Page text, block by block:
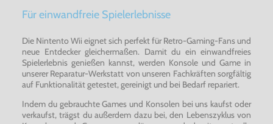
Für einwandfreie Spielerlebnisse
Die Nintento Wii eignet sich perfekt für Retro-Gaming-Fans und
neue Entdecker gleichermaßen. Damit du ein einwandfreies
Spielerlebnis genießen kannst, werden Konsole und Game in
unserer Reparatur-Werkstatt von unseren Fachkräften sorgfältig
auf Funktionalität getestet, gereinigt und bei Bedarf repariert.
Indem du gebrauchte Games und Konsolen bei uns kaufst oder
verkaufst, trägst du außerdem dazu bei, den Lebenszyklus von